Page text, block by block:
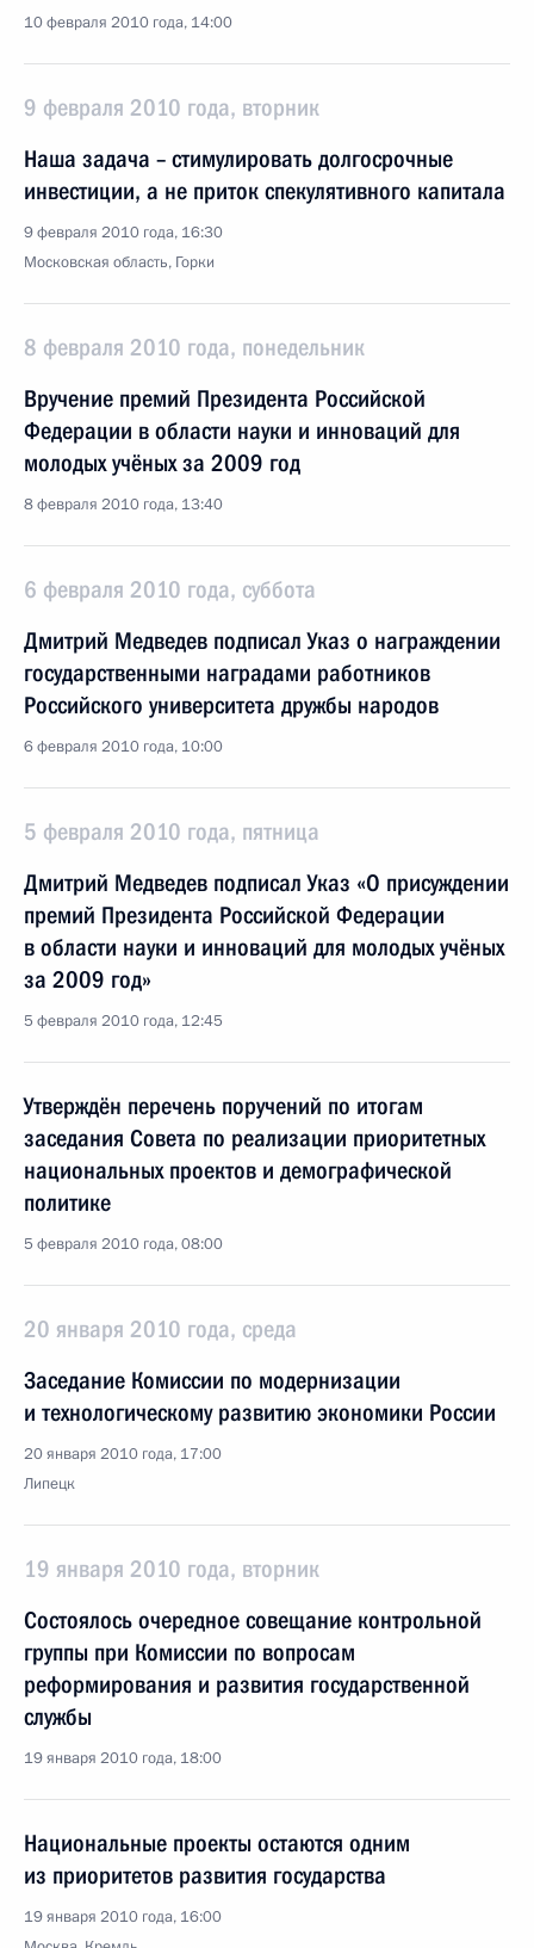
10 февраля 2010 года, 14:00
9 февраля 2010 года, вторник
Наша задача – стимулировать долгосрочные
инвестиции, а не приток спекулятивного капитала
9 февраля 2010 года, 16:30
Московская область, Горки
8 февраля 2010 года, понедельник
Вручение премий Президента Российской
Федерации в области науки и инноваций для
молодых учёных за 2009 год
8 февраля 2010 года, 13:40
6 февраля 2010 года, суббота
Дмитрий Медведев подписал Указ о награждении
государственными наградами работников
Российского университета дружбы народов
6 февраля 2010 года, 10:00
5 февраля 2010 года, пятница
Дмитрий Медведев подписал Указ «О присуждении
премий Президента Российской Федерации
в области науки и инноваций для молодых учёных
за 2009 год»
5 февраля 2010 года, 12:45
Утверждён перечень поручений по итогам
заседания Совета по реализации приоритетных
национальных проектов и демографической
политике
5 февраля 2010 года, 08:00
20 января 2010 года, среда
Заседание Комиссии по модернизации
и технологическому развитию экономики России
20 января 2010 года, 17:00
Липецк
19 января 2010 года, вторник
Состоялось очередное совещание контрольной
группы при Комиссии по вопросам
реформирования и развития государственной
службы
19 января 2010 года, 18:00
Национальные проекты остаются одним
из приоритетов развития государства
19 января 2010 года, 16:00